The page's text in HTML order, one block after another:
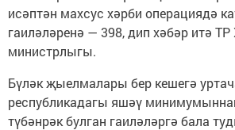
исәптән махсус хәрби операциядә
гаиләләренә — 398, дип хәбәр итә ТР
министрлыгы.
Бүләк җыелмалары бер кешегә
республикадагы яшәү
түбәнрәк булган гаиләләргә бала